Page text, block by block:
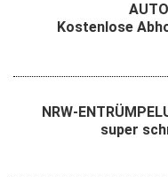
Kostenlose
NRW-
super